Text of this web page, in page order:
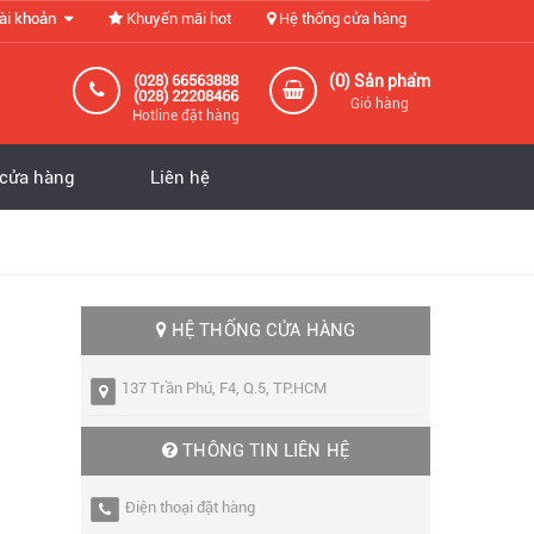
khoản Khuyến mãi hot Hệ thống cửa hàng
(0) Sản phẩm
Giỏ hàng
(028) 66563888
(028) 22208466
Hotline đặt hàng
hàng Liên hệ
HỆ THỐNG CỬA HÀNG
137 Trần Phú, F4, Q.5, TP.HCM
THÔNG TIN LIÊN HỆ
Điện thoại đặt hàng